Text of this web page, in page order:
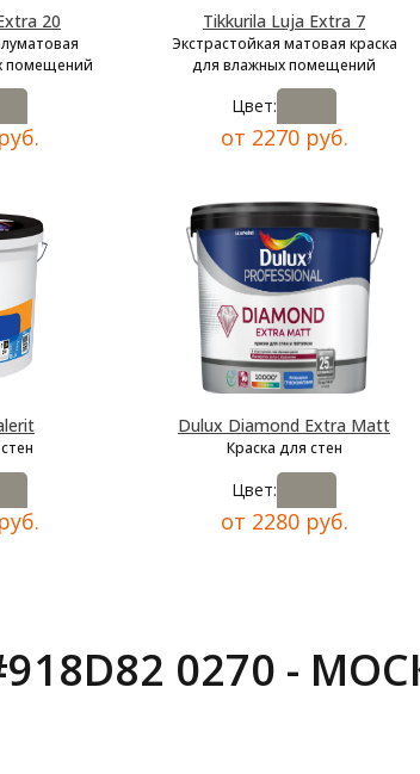
20
помещений
Tikkurila Luja Extra 7
Экстрастойкая матовая краска
для влажных помещений
Цвет:
от 2270 руб.
Dulux Diamond Extra Matt
Краска для стен
Цвет:
от 2280 руб.
0270 -